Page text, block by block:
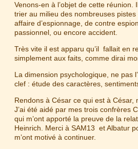
Venons-en à l’objet de cette réunion.
trier au milieu des nombreuses pistes
affaire d’espionnage, de contre
passionnel, ou encore accident.
Très vite il est apparu qu’il fallait en
simplement aux faits, comme dirai
La dimension psychologique, ne pas
clef : étude des caractères,
Rendons à César ce qui est à César,
J’ai été aidé par mes trois confrères
qui m’ont apporté la preuve de la
Heinrich. Merci à SAM13 et Albatur
m’ont motivé à continuer.